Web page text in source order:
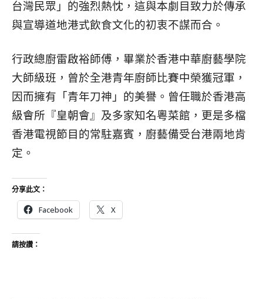
台灣民眾」的強烈熱忱，這與本劇目致力於傳承
與宣導道地港式飲食文化的初衷不謀而合。
行政總廚雷啟裕師傅，畢業於香港中華廚藝學院
大師級班，曾於全港青年廚師比賽中榮獲冠軍，
因而擁有「青年刀神」的美譽。曾任職於香港高
級會所『皇朝會』及多家知名粵菜館，更是多檔
香港電視節目的常駐嘉賓，廚藝備受台港兩地肯
定。
分享此文：
Facebook X
請按讚：